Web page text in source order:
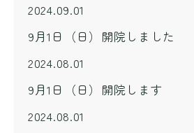
2024.09.01
9月1日（日）開院しました
2024.08.01
9月1日（日）開院します
2024.08.01